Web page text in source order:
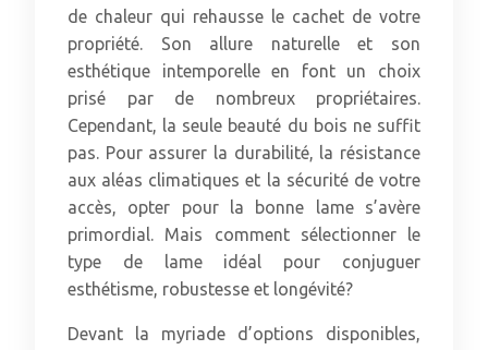
de chaleur qui rehausse le cachet de votre
propriété. Son allure naturelle et son
esthétique intemporelle en font un choix
prisé par de nombreux propriétaires.
Cependant, la seule beauté du bois ne suffit
pas. Pour assurer la durabilité, la résistance
aux aléas climatiques et la sécurité de votre
accès, opter pour la bonne lame s’avère
primordial. Mais comment sélectionner le
type de lame idéal pour conjuguer
esthétisme, robustesse et longévité?
Devant la myriade d’options disponibles,